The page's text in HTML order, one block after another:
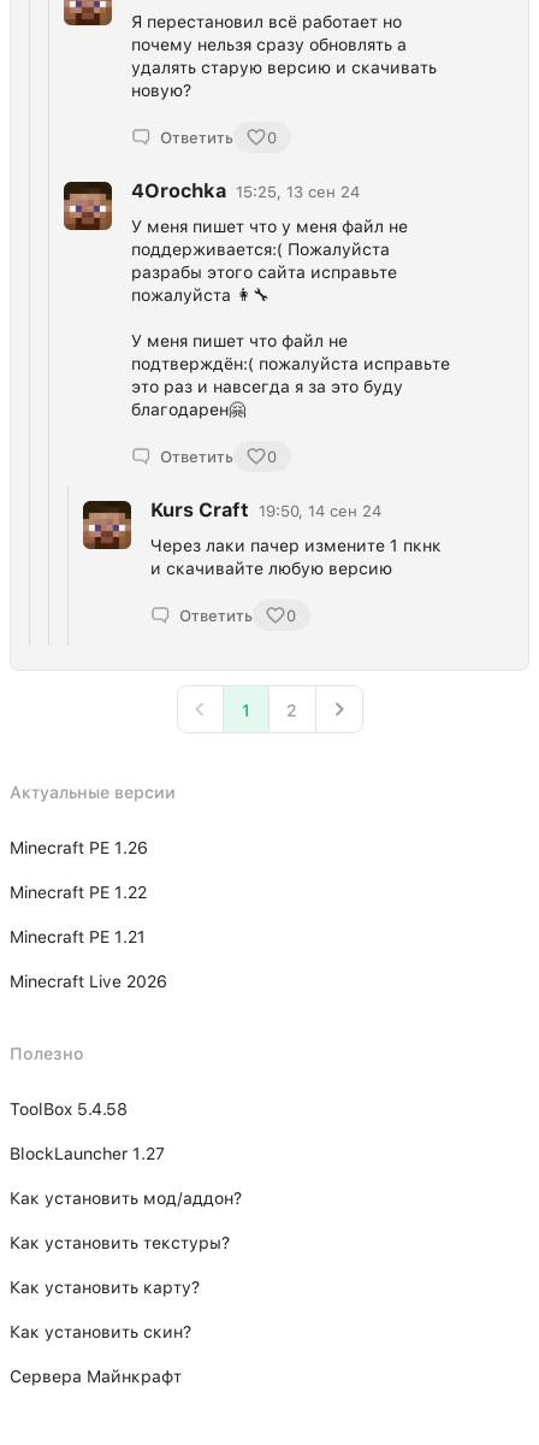
Я перестановил всё работает но
почему нельзя сразу обновлять а
удалять старую версию и скачивать
новую?
Ответить 0
4Orochka 15:25, 13 сен 24
У меня пишет что у меня файл не
поддерживается:( Пожалуйста
разрабы этого сайта исправьте
пожалуйста 👩‍🔧
У меня пишет что файл не
подтверждён:( пожалуйста исправьте
это раз и навсегда я за это буду
благодарен🤗
Ответить 0
Kurs Craft 19:50, 14 сен 24
Через лаки пачер измените 1 пкнк
и скачивайте любую версию
Ответить 0
1 2
Актуальные версии
Minecraft PE 1.26
Minecraft PE 1.22
Minecraft PE 1.21
Minecraft Live 2026
Полезно
ToolBox 5.4.58
BlockLauncher 1.27
Как установить мод/аддон?
Как установить текстуры?
Как установить карту?
Как установить скин?
Сервера Майнкрафт